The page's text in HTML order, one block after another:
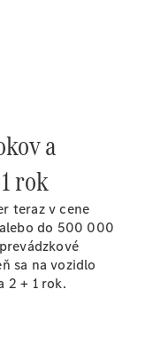
a
rok
teraz v cene
do 500 000
sa na vozidlo
2 + 1 rok.